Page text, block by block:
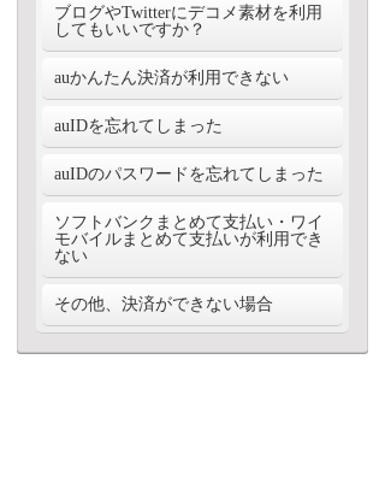
SDカードに保存されます。必ずSDカード
を挿してダウンロードしてください。ま
は、不要なデータを削除し、再度ダウンロ
ードをお試しください。
ダウンロードが完了すると通常、端末の通
『ダウンロードが完了しました』のメッセ
ージが表示されます。通知領域に、メッセ
ージが多く残っていると、完了メッセージ
通知領域を表示すると、隠れている通知を
閲覧することができます。
んのでご安心ください。 また、取り放題
アイテムは購入履歴には表示されません。
改めてアイテム詳細よりダウンロードくだ
さい。
りますので、端末の受け入れ設定をONに
してお楽しみください。
と、「強制終了」が起こりやすくなりま
す。大変お待たせいたしますが、そのまま
同一携帯会社内での機種変更の場合、ポイ
ントや購入履歴、会員ステイタスを引き継
ぐことができます。TOPページ上部「会員
登録済みの方」からログインください。
ただし、Android端末からiPhone端末に機種
Android端末に機種変更した場合は、対応
コンテンツが異なる為、購入履歴の引継ぎ
はできませんのでご注意ください。
携帯会社が変更となった場合、dアカウン
ト／auID／MySoftbankIDが変更になった場
合には、ポイントや購入履歴の引継ぎはで
きませんのでご了承ください。
ブログやTwitterにデコメ素材を利用
してもいいですか？
大変恐縮ですが、規約にて規定している通
うことはご遠慮ください。
auかんたん決済が利用できない
お使いのau-IDがケータイPC連動設定済か
auIDを忘れてしまった
ケータイPC連動設定がお済みのIDは、以
[au one-IDトップ]→[会員情報確認・編集]
au one-IDの確認には、本人確認の為、「暗
証番号（セキュリティパスワード）」の入
auIDのパスワードを忘れてしまった
ケータイPC連動設定をONにしている場合
は、以下よりパスワードの再発行ができま
す。 [au one-IDトップ]→[会員情報確認・
編集]→ 「パスワードの再発行をする。」
にチェックの上、auケータイの電話番号、
ソフトバンクまとめて支払い・ワイ
モバイルまとめて支払いが利用でき
ない
ソフトバンクまとめて支払い・ワイモバイ
その他、決済ができない場合